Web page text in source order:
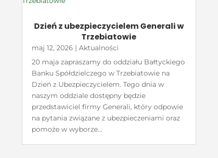
Dzień z ubezpieczycielem Generali w
Trzebiatowie
maj 12, 2026 | Aktualności
20 maja zapraszamy do oddziału Bałtyckiego
Banku Spółdzielczego w Trzebiatowie na
Dzień z Ubezpieczycielem. Tego dnia w
naszym oddziale dostępny będzie
przedstawiciel firmy Generali, który odpowie
na pytania związane z ubezpieczeniami oraz
pomoże w wyborze...